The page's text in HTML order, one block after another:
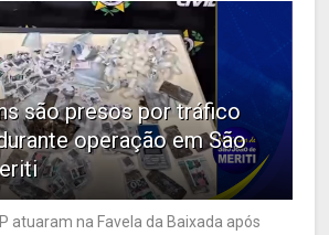
são presos por tráfico
operação em São
atuaram na Favela da Baixada após